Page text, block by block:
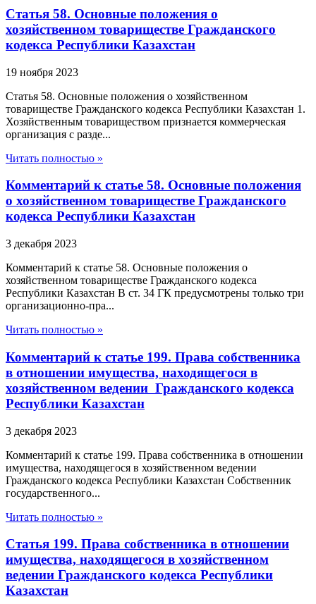
Статья 58. Основные положения о
хозяйственном товариществе Гражданского
кодекса Республики Казахстан
19 ноября 2023
Статья 58. Основные положения о хозяйственном
товариществе Гражданского кодекса Республики Казахстан 1.
Хозяйственным товариществом признается коммерческая
организация с разде...
Читать полностью »
Комментарий к статье 58. Основные положения
о хозяйственном товариществе Гражданского
кодекса Республики Казахстан
3 декабря 2023
Комментарий к статье 58. Основные положения о
хозяйственном товариществе Гражданского кодекса
Республики Казахстан В ст. 34 ГК предусмотрены только три
организационно-пра...
Читать полностью »
Комментарий к статье 199. Права собственника
в отношении имущества, находящегося в
хозяйственном ведении Гражданского кодекса
Республики Казахстан
3 декабря 2023
Комментарий к статье 199. Права собственника в отношении
имущества, находящегося в хозяйственном ведении
Гражданского кодекса Республики Казахстан Собственник
государственного...
Читать полностью »
Статья 199. Права собственника в отношении
имущества, находящегося в хозяйственном
ведении Гражданского кодекса Республики
Казахстан